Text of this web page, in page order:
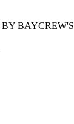
BAYCREW'S